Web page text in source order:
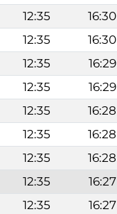
12:35 16:30
12:35 16:30
12:35 16:29
12:35 16:29
12:35 16:28
12:35 16:28
12:35 16:28
12:35 16:27
12:35 16:27